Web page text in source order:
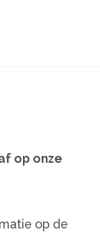
op onze
op de